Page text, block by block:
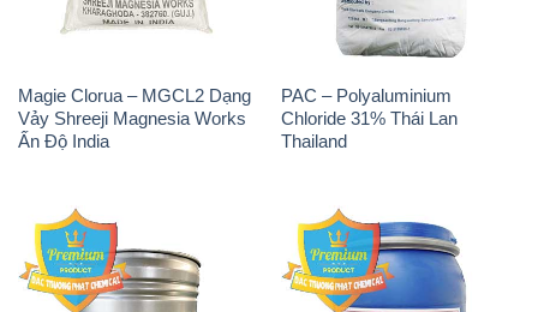
Magie Clorua – MGCL2 Dạng
Vảy Shreeji Magnesia Works
Ấn Độ India
PAC – Polyaluminium
Chloride 31% Thái Lan
Thailand